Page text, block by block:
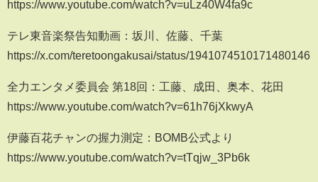
https://www.youtube.com/watch?v=uLz40W4fa9c
テレ東音楽祭告知動画：坂川、佐藤、千葉
https://x.com/teretoongakusai/status/1941074510171480146
全力エンタメ委員会 第18回：工藤、成田、奥本、花田
https://www.youtube.com/watch?v=61h76jXkwyA
伊藤百花チャンの握力測定：BOMB公式より
https://www.youtube.com/watch?v=tTqjw_3Pb6k